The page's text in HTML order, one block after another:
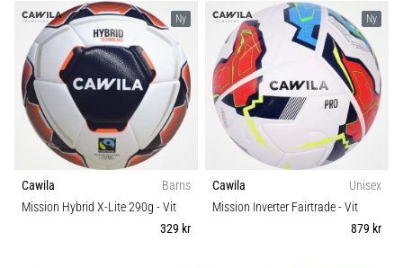
med
officiella
tröjor
och
skor
från
Nike,
adidas
PUMA.
Var
Storlek
Teamsales
Typ av boll
Ny
Cawila
Barns
Mission Hybrid X-Lite 290g - Vit
329 kr
Ny
Cawila
Unisex
Mission Inverter Fairtrade- Vit
879 kr